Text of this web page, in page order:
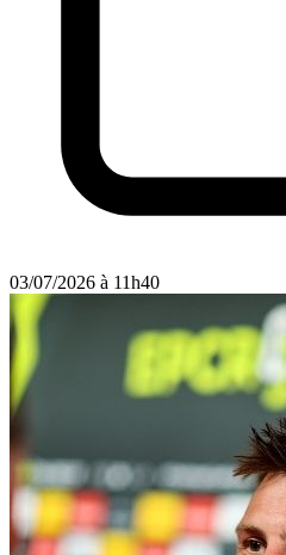
03/07/2026 à 11h40